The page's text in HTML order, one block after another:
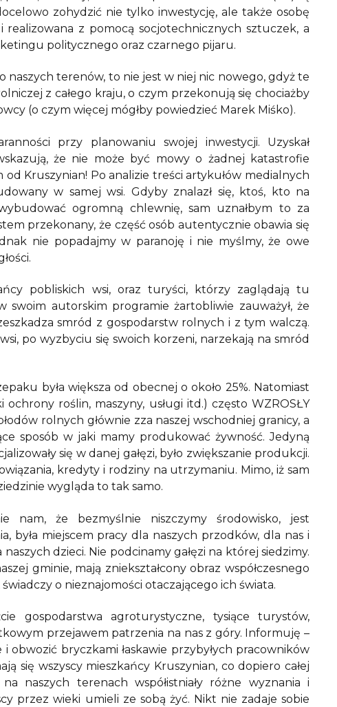
zohydzić nie tylko inwestycję, ale także osobę
realizowana z pomocą socjotechnicznych sztuczek, a
politycznego oraz czarnego pijaru.
terenów, to nie jest w niej nic nowego, gdyż te
z całego kraju, o czym przekonują się chociażby
(o czym więcej mógłby powiedzieć Marek Miśko).
przy planowaniu swojej inwestycji. Uzyskał
że nie może być mowy o żadnej katastrofie
Kruszynian! Po analizie treści artykułów medialnych
w samej wsi. Gdyby znalazł się, ktoś, kto na
ogromną chlewnię, sam uznałbym to za
przekonany, że część osób autentycznie obawia się
nie popadajmy w paranoję i nie myślmy, że owe
pobliskich wsi, oraz turyści, którzy zaglądają tu
swoim autorskim programie żartobliwie zauważył, że
smród z gospodarstw rolnych i z tym walczą.
po wyzbyciu się swoich korzeni, narzekają na smród
była większa od obecnej o około 25%. Natomiast
roślin, maszyny, usługi itd.) często WZROSŁY
rolnych głównie zza naszej wschodniej granicy, a
sposób w jaki mamy produkować żywność. Jedyną
się w danej gałęzi, było zwiększanie produkcji.
kredyty i rodziny na utrzymaniu. Mimo, iż sam
wygląda to tak samo.
nam, że bezmyślnie niszczymy środowisko, jest
była miejscem pracy dla naszych przodków, dla nas i
dzieci. Nie podcinamy gałęzi na której siedzimy.
gminie, mają zniekształcony obraz współczesnego
o nieznajomości otaczającego ich świata.
gospodarstwa agroturystyczne, tysiące turystów,
przejawem patrzenia na nas z góry. Informuję –
obwozić bryczkami łaskawie przybyłych pracowników
się wszyscy mieszkańcy Kruszynian, co dopiero całej
naszych terenach współistniały różne wyznania i
przez wieki umieli ze sobą żyć. Nikt nie zadaje sobie